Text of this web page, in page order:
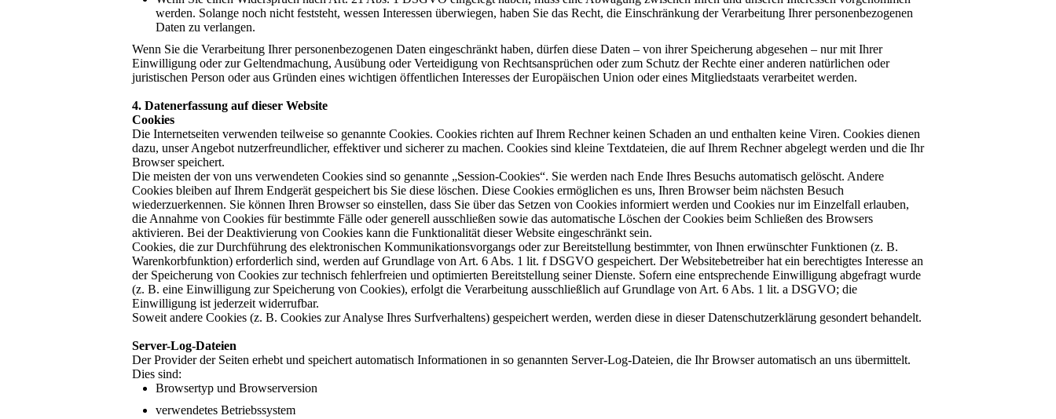
werden. Solange noch nicht feststeht, wessen Interessen überwiegen, haben Sie das Recht, die Einschränkung der Verarbeitung Ihrer personenbezogenen
Daten zu verlangen.
Wenn Sie die Verarbeitung Ihrer personenbezogenen Daten eingeschränkt haben, dürfen diese Daten – von ihrer Speicherung abgesehen – nur mit Ihrer
Einwilligung oder zur Geltendmachung, Ausübung oder Verteidigung von Rechtsansprüchen oder zum Schutz der Rechte einer anderen natürlichen oder
juristischen Person oder aus Gründen eines wichtigen öffentlichen Interesses der Europäischen Union oder eines Mitgliedstaats verarbeitet werden.
4. Datenerfassung auf dieser Website
Cookies
Die Internetseiten verwenden teilweise so genannte Cookies. Cookies richten auf Ihrem Rechner keinen Schaden an und enthalten keine Viren. Cookies dienen
dazu, unser Angebot nutzerfreundlicher, effektiver und sicherer zu machen. Cookies sind kleine Textdateien, die auf Ihrem Rechner abgelegt werden und die Ihr
Browser speichert.
Die meisten der von uns verwendeten Cookies sind so genannte „Session-Cookies“. Sie werden nach Ende Ihres Besuchs automatisch gelöscht. Andere
Cookies bleiben auf Ihrem Endgerät gespeichert bis Sie diese löschen. Diese Cookies ermöglichen es uns, Ihren Browser beim nächsten Besuch
wiederzuerkennen. Sie können Ihren Browser so einstellen, dass Sie über das Setzen von Cookies informiert werden und Cookies nur im Einzelfall erlauben,
die Annahme von Cookies für bestimmte Fälle oder generell ausschließen sowie das automatische Löschen der Cookies beim Schließen des Browsers
aktivieren. Bei der Deaktivierung von Cookies kann die Funktionalität dieser Website eingeschränkt sein.
Cookies, die zur Durchführung des elektronischen Kommunikationsvorgangs oder zur Bereitstellung bestimmter, von Ihnen erwünschter Funktionen (z. B.
Warenkorbfunktion) erforderlich sind, werden auf Grundlage von Art. 6 Abs. 1 lit. f DSGVO gespeichert. Der Websitebetreiber hat ein berechtigtes Interesse an
der Speicherung von Cookies zur technisch fehlerfreien und optimierten Bereitstellung seiner Dienste. Sofern eine entsprechende Einwilligung abgefragt wurde
(z. B. eine Einwilligung zur Speicherung von Cookies), erfolgt die Verarbeitung ausschließlich auf Grundlage von Art. 6 Abs. 1 lit. a DSGVO; die
Einwilligung ist jederzeit widerrufbar.
Soweit andere Cookies (z. B. Cookies zur Analyse Ihres Surfverhaltens) gespeichert werden, werden diese in dieser Datenschutzerklärung gesondert behandelt.
Server-Log-Dateien
Der Provider der Seiten erhebt und speichert automatisch Informationen in so genannten Server-Log-Dateien, die Ihr Browser automatisch an uns übermittelt.
Dies sind:
Browsertyp und Browserversion
verwendetes Betriebssystem